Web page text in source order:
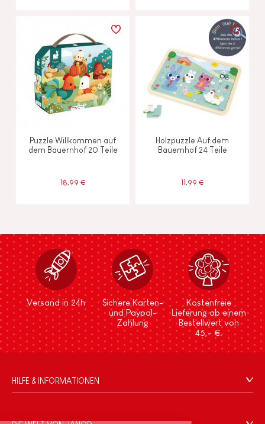
Puzzle Willkommen auf
dem Bauernhof 20 Teile
18,99 €
Holzpuzzle Auf dem
Bauernhof 24 Teile
11,99 €
Versand in 24h
Sichere Karten-
und Paypal-
Zahlung
Kostenfreie
Lieferung ab einem
Bestellwert von
45,- €.
HILFE & INFORMATIONEN
FAQ